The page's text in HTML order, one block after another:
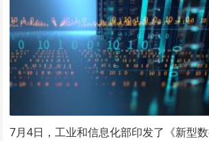
7月4日，工业和信息化部印发了《新型